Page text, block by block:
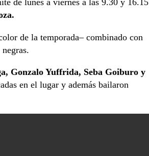
de lunes a viernes a las 9.30 y 16.15
de la temporada– combinado con
Gonzalo Yuffrida, Seba Goiburo y
en el lugar y además bailaron